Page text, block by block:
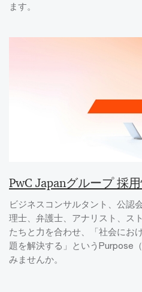
ます。
PwC Japanグループ 採
ビジネスコンサルタント、公認
理士、弁護士、アナリスト、ス
たちと力を合わせ、「社会にお
題を解決する」というPurpose
みませんか。